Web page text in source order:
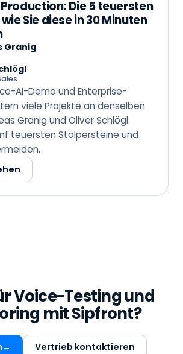
Die 5 teuersten
Sie diese in 30 Minuten
Granig
AI-Demo und Enterprise-
viele Projekte an denselben
Granig und Oliver Schlögl
teuersten Stolpersteine und
Voice-Testing und
mit Sipfront?
Vertrieb kontaktieren